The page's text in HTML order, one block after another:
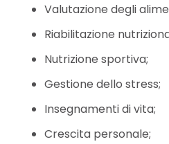
Valutazione degli
Riabilitazione
Nutrizione sportiva;
Gestione dello stress;
Insegnamenti di vita;
Crescita personale;